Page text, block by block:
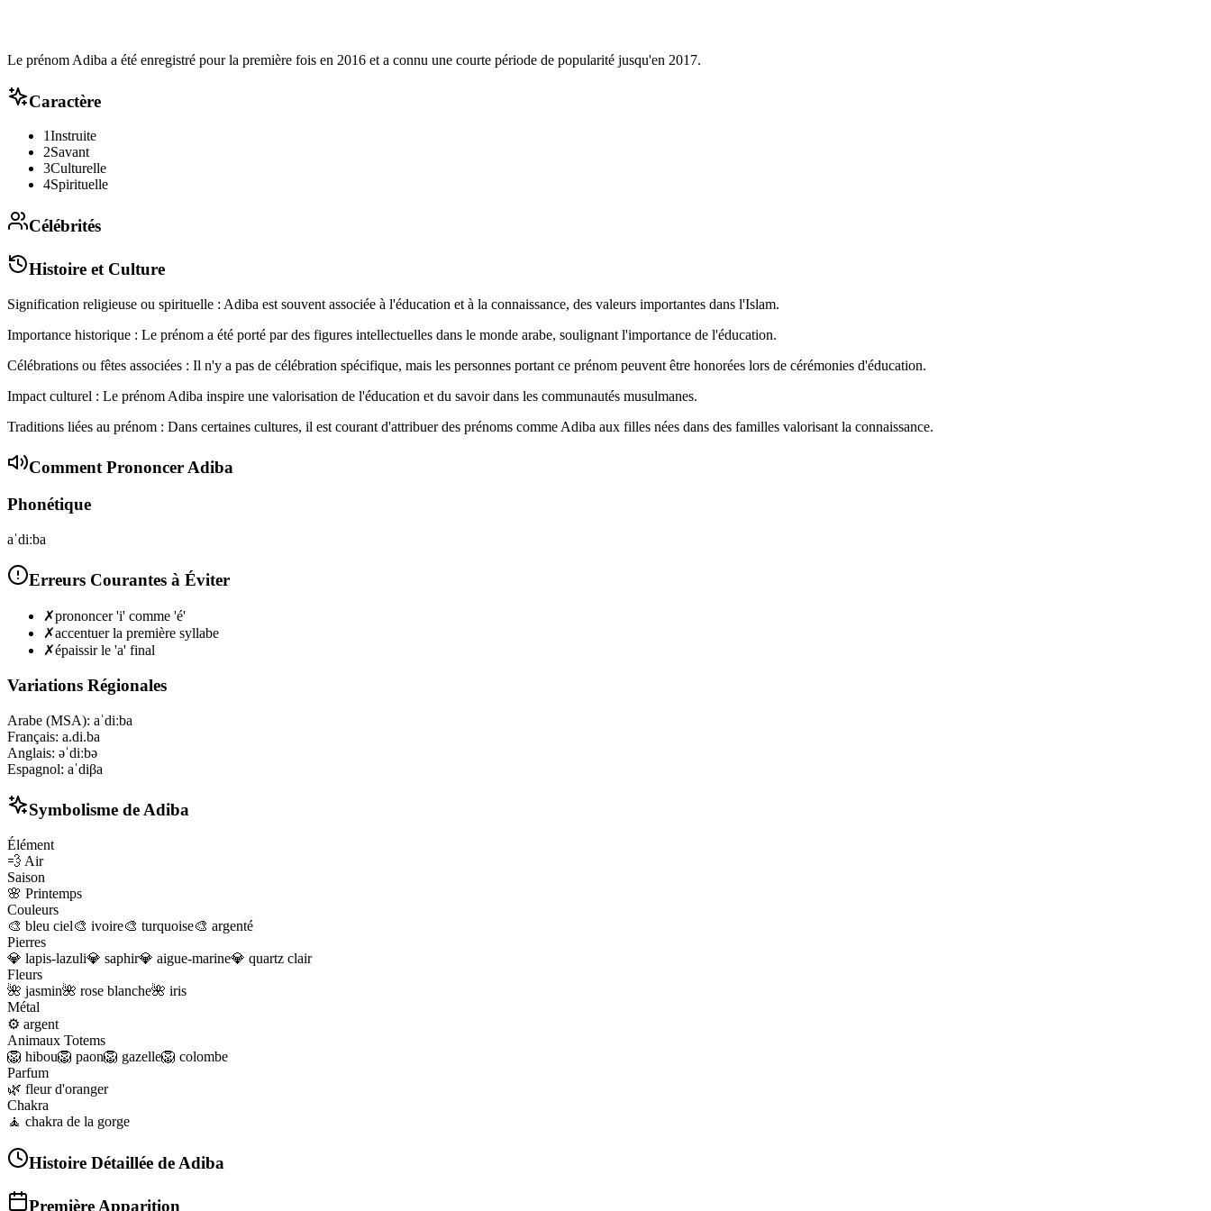
Le prénom Adiba a été enregistré pour la première fois en 2016 et a connu une courte période de popularité jusqu'en 2017.
Caractère
1Instruite
2Savant
3Culturelle
4Spirituelle
Célébrités
Histoire et Culture
Signification religieuse ou spirituelle : Adiba est souvent associée à l'éducation et à la connaissance, des valeurs importantes dans l'Islam.
Importance historique : Le prénom a été porté par des figures intellectuelles dans le monde arabe, soulignant l'importance de l'éducation.
Célébrations ou fêtes associées : Il n'y a pas de célébration spécifique, mais les personnes portant ce prénom peuvent être honorées lors de cérémonies d'éducation.
Impact culturel : Le prénom Adiba inspire une valorisation de l'éducation et du savoir dans les communautés musulmanes.
Traditions liées au prénom : Dans certaines cultures, il est courant d'attribuer des prénoms comme Adiba aux filles nées dans des familles valorisant la connaissance.
Comment PrononcerAdiba
Phonétique
aˈdiːba
Erreurs Courantes à Éviter
✗prononcer 'i' comme 'é'
✗accentuer la première syllabe
✗épaissir le 'a' final
Variations Régionales
Arabe (MSA): aˈdiːba
Français: a.di.ba
Anglais: əˈdiːbə
Espagnol: aˈdiβa
Symbolisme deAdiba
Élément
💨 Air
Saison
🌸 Printemps
Couleurs
🎨 bleu ciel🎨 ivoire🎨 turquoise🎨 argenté
Pierres
💎 lapis-lazuli💎 saphir💎 aigue-marine💎 quartz clair
Fleurs
🌺 jasmin🌺 rose blanche🌺 iris
Métal
⚙️ argent
Animaux Totems
🦁 hibou🦁 paon🦁 gazelle🦁 colombe
Parfum
🌿 fleur d'oranger
Chakra
🧘 chakra de la gorge
Histoire Détaillée de Adiba
Première Apparition